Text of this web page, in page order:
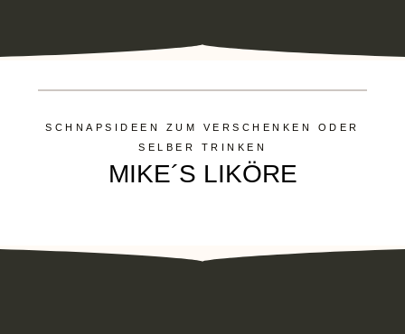
SCHNAPSIDEEN ZUM VERSCHENKEN ODER
SELBER TRINKEN
MIKE´S LIKÖRE